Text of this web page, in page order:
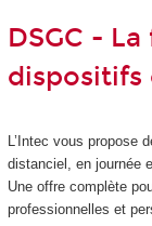
DSGC -
dispositifs
L’Intec vous propose
distanciel, en journée
Une offre complète
professionnelles et